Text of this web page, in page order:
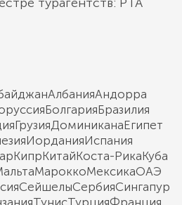
АлбанияАндорра
БолгарияБразилия
ГрузияДоминиканаЕгипет
ИорданияИспания
КипрКитайКоста-РикаКуба
МароккоМексикаОАЭ
СейшелыСербияСингапур
ТунисТурцияФранция